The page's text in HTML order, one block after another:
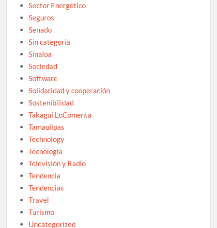
Sector Energético
Seguros
Senado
Sin categoría
Sinaloa
Sociedad
Software
Solidaridad y cooperación
Sostenibilidad
Takagui LoComenta
Tamaulipas
Technology
Tecnología
Televisión y Radio
Tendencia
Tendencias
Travel
Turismo
Uncategorized